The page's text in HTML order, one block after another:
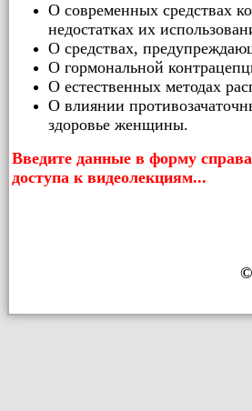
О современных средствах
недостатках их
О средствах,
О гормональной
О естественных методах
О влиянии
здоровье женщины.
Введите данные в форму
доступа к видеолекциям...